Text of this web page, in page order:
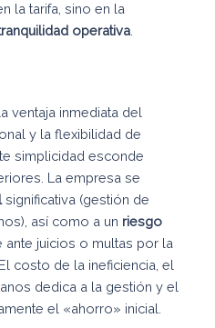
la tarifa, sino en la
operativa
ventaja inmediata del
y la flexibilidad de
simplicidad esconde
La empresa se
significativa (gestión de
así como a un riesgo
juicios o multas por la
costo de la ineficiencia, el
dedica a la gestión y el
el «ahorro» inicial.